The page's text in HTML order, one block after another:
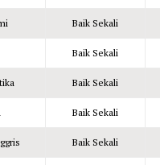
Baik Sekali
Baik Sekali
Baik Sekali
Baik Sekali
Baik Sekali